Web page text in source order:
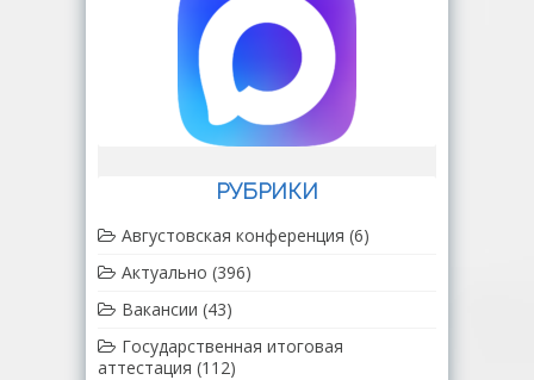
РУБРИКИ
Августовская конференция (6)
Актуально (396)
Вакансии (43)
Государственная итоговая
аттестация (112)